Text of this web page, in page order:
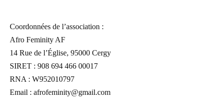
Coordonnées de l’association :
Afro Feminity AF
14 Rue de l’Église, 95000 Cergy
SIRET : 908 694 466 00017
RNA : W952010797
Email : afrofeminity@gmail.com